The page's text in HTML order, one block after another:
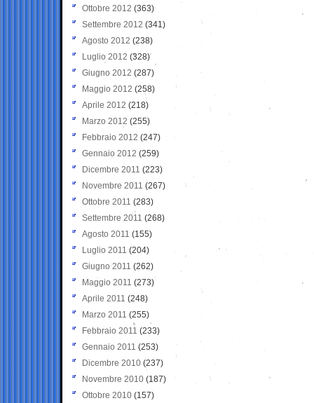
Ottobre 2012 (363)
Settembre 2012 (341)
Agosto 2012 (238)
Luglio 2012 (328)
Giugno 2012 (287)
Maggio 2012 (258)
Aprile 2012 (218)
Marzo 2012 (255)
Febbraio 2012 (247)
Gennaio 2012 (259)
Dicembre 2011 (223)
Novembre 2011 (267)
Ottobre 2011 (283)
Settembre 2011 (268)
Agosto 2011 (155)
Luglio 2011 (204)
Giugno 2011 (262)
Maggio 2011 (273)
Aprile 2011 (248)
Marzo 2011 (255)
Febbraio 2011 (233)
Gennaio 2011 (253)
Dicembre 2010 (237)
Novembre 2010 (187)
Ottobre 2010 (157)